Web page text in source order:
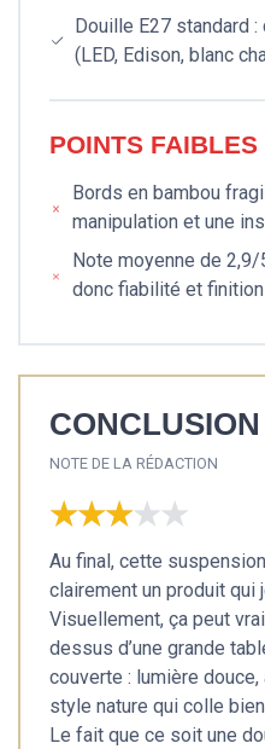
Douille E27 standard :
(LED, Edison, blanc
POINTS FAIBLES
Bords en bambou
manipulation et une
Note moyenne de
donc fiabilité et
CONCLUSION
NOTE DE LA RÉDACTION
★★★★★
★★★★★
Au final, cette
clairement un produit qui
Visuellement, ça peut
dessus d’une grande
couverte : lumière
style nature qui colle
Le fait que ce soit une